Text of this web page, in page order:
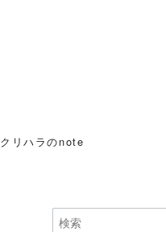
クリハラのnote